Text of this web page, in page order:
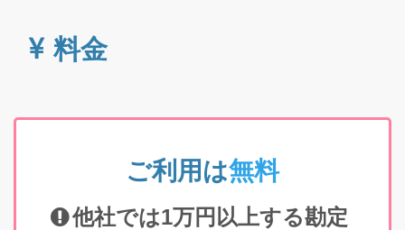
料金
ご利用は無料
他社では1万円以上する勘定